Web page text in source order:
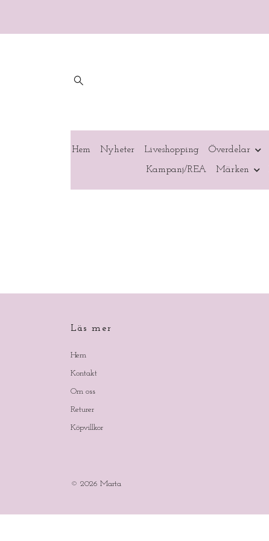
Hem Nyheter Liveshopping Överdelar
Kampanj/REA Märken
Läs mer
Hem
Kontakt
Om oss
Returer
Köpvillkor
© 2026 Marta